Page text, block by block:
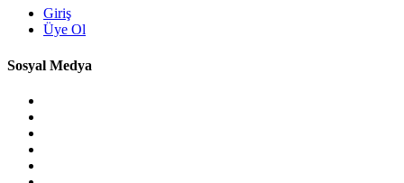
Giriş
Üye Ol
Sosyal Medya